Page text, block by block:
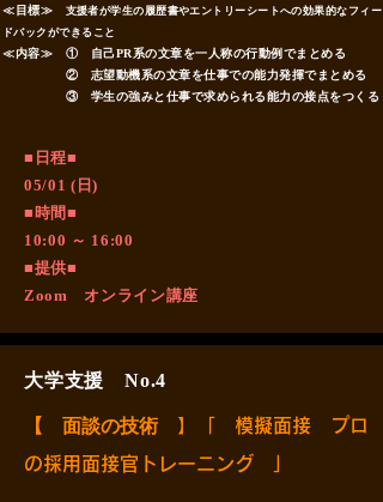
≪目標≫ 支援者が学生の履歴書やエントリーシートへの効果的なフィー
ドバックができること
≪内容≫ ① 自己PR系の文章を一人称の行動例でまとめる
② 志望動機系の文章を仕事での能力発揮でまとめる
③ 学生の強みと仕事で求められる能力の接点をつくる
​■日程■
05/01 (日)
■時間■
10:00 ～ 16:00
■提供■
Zoom オンライン講座
大学支援 No.4
【 面談の技術 】「 模擬面接 プロ
の採用面接官トレーニング 」